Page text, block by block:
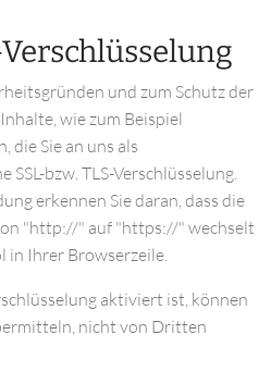
Verschlüsselung
und zum Schutz der
wie zum Beispiel
die Sie an uns als
bzw. TLS-Verschlüsselung.
erkennen Sie daran, dass die
"http://" auf "https://" wechselt
in Ihrer Browserzeile.
aktiviert ist, können
nicht von Dritten